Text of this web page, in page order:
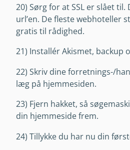
20) Sørg for at SSL er slået
url’en. De fleste webhoteller
gratis til rådighed.
21) Installér Akismet, backup
22) Skriv dine forretnings-/
læg på hjemmesiden.
23) Fjern hakket, så
din hjemmeside frem.
24) Tillykke du har nu din